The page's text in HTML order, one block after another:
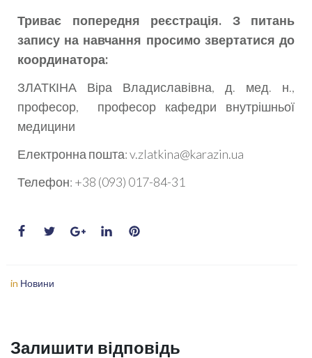
Триває попередня реєстрація. З питань
запису на навчання просимо звертатися до
координатора:
ЗЛАТКІНА Віра Владиславівна, д. мед. н.,
професор, професор кафедри внутрішньої
медицини
Електронна пошта: v.zlatkina@karazin.ua
Телефон: +38 (093) 017-84-31
in Новини
Залишити відповідь